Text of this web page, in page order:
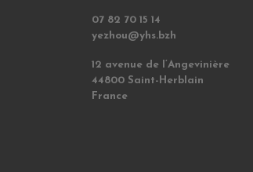
07 82 70 15 14
yezhou@yhs.bzh
12 avenue de l’Angevinière
44800 Saint-Herblain
France